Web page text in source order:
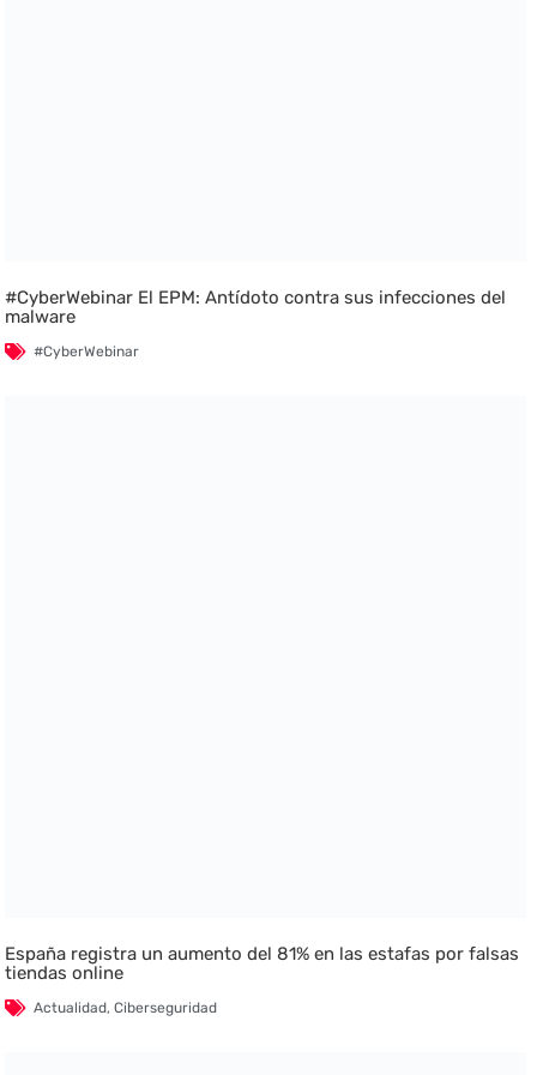
#CyberWebinar El EPM: Antídoto contra sus infecciones del
malware
#CyberWebinar
España registra un aumento del 81% en las estafas por falsas
tiendas online
Actualidad,Ciberseguridad